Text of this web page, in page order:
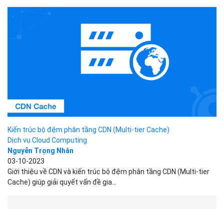
Kiến trúc bộ đệm phân tầng CDN (Multi-tier Cache)
Dịch vụ Cloud Computing
Nguyễn Trọng Nhân
03-10-2023
Giới thiệu về CDN và kiến trúc bộ đệm phân tầng CDN (Multi-tier
Cache) giúp giải quyết vấn đề gia...